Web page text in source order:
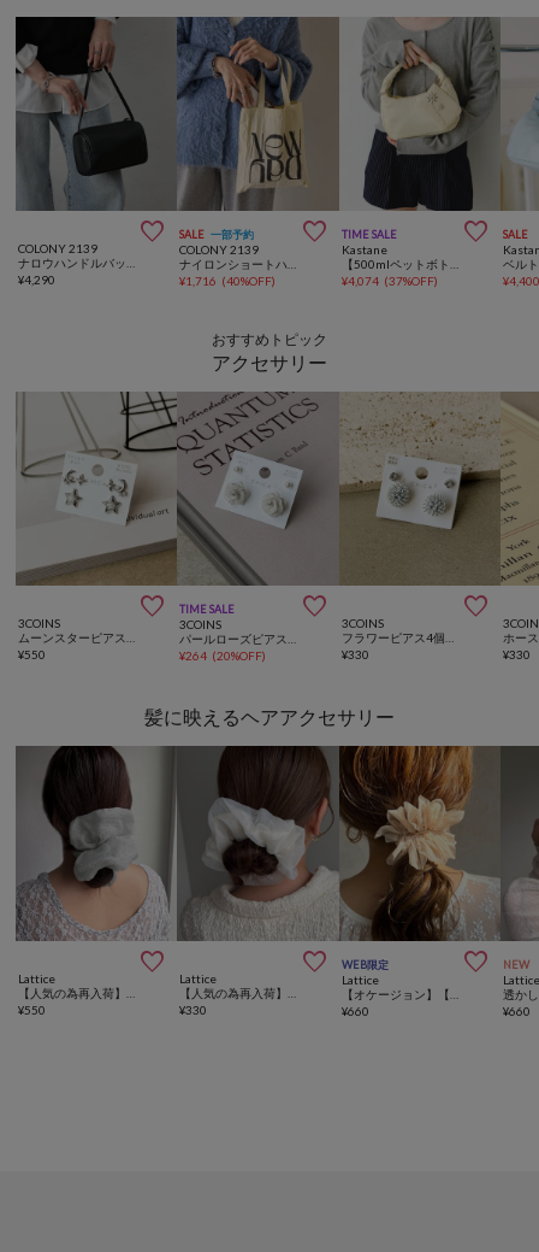

COLONY 2139
¥4,290
SALE 一部予約 
COLONY 2139
¥1,716 (40%OFF)
TIME SALE 
Kastane
¥4,074 (37%OFF)
SALE
ベル
¥
おすすめトピック
アクセサリー

3COINS
¥550
TIME SALE 
3COINS
¥264 (20%OFF)

3COINS
¥330
ホー
¥330
髪に映えるヘアアクセサリー

Lattice
¥550

Lattice
¥330
WEB限定 
Lattice
¥660
NEW
¥660